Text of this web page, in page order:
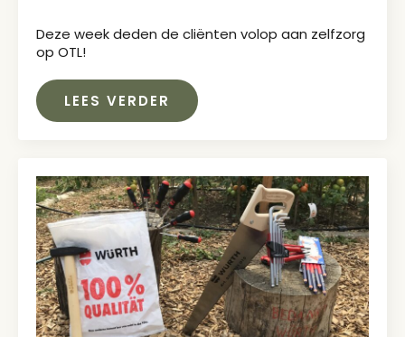
Deze week deden de cliënten volop aan zelfzorg
op OTL!
LEES VERDER